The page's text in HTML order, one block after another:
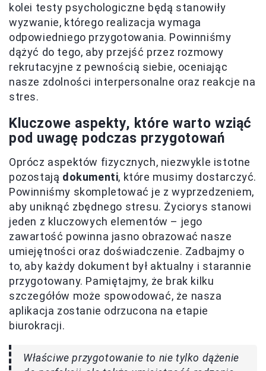
kolei testy psychologiczne będą stanowiły
wyzwanie, którego realizacja wymaga
odpowiedniego przygotowania. Powinniśmy
dążyć do tego, aby przejść przez rozmowy
rekrutacyjne z pewnością siebie, oceniając
nasze zdolności interpersonalne oraz reakcje na
stres.
Kluczowe aspekty, które warto wziąć
pod uwagę podczas przygotowań
Oprócz aspektów fizycznych, niezwykle istotne
pozostają dokumenti, które musimy dostarczyć.
Powinniśmy skompletować je z wyprzedzeniem,
aby uniknąć zbędnego stresu. Życiorys stanowi
jeden z kluczowych elementów – jego
zawartość powinna jasno obrazować nasze
umiejętności oraz doświadczenie. Zadbajmy o
to, aby każdy dokument był aktualny i starannie
przygotowany. Pamiętajmy, że brak kilku
szczegółów może spowodować, że nasza
aplikacja zostanie odrzucona na etapie
biurokracji.
Właściwe przygotowanie to nie tylko dążenie